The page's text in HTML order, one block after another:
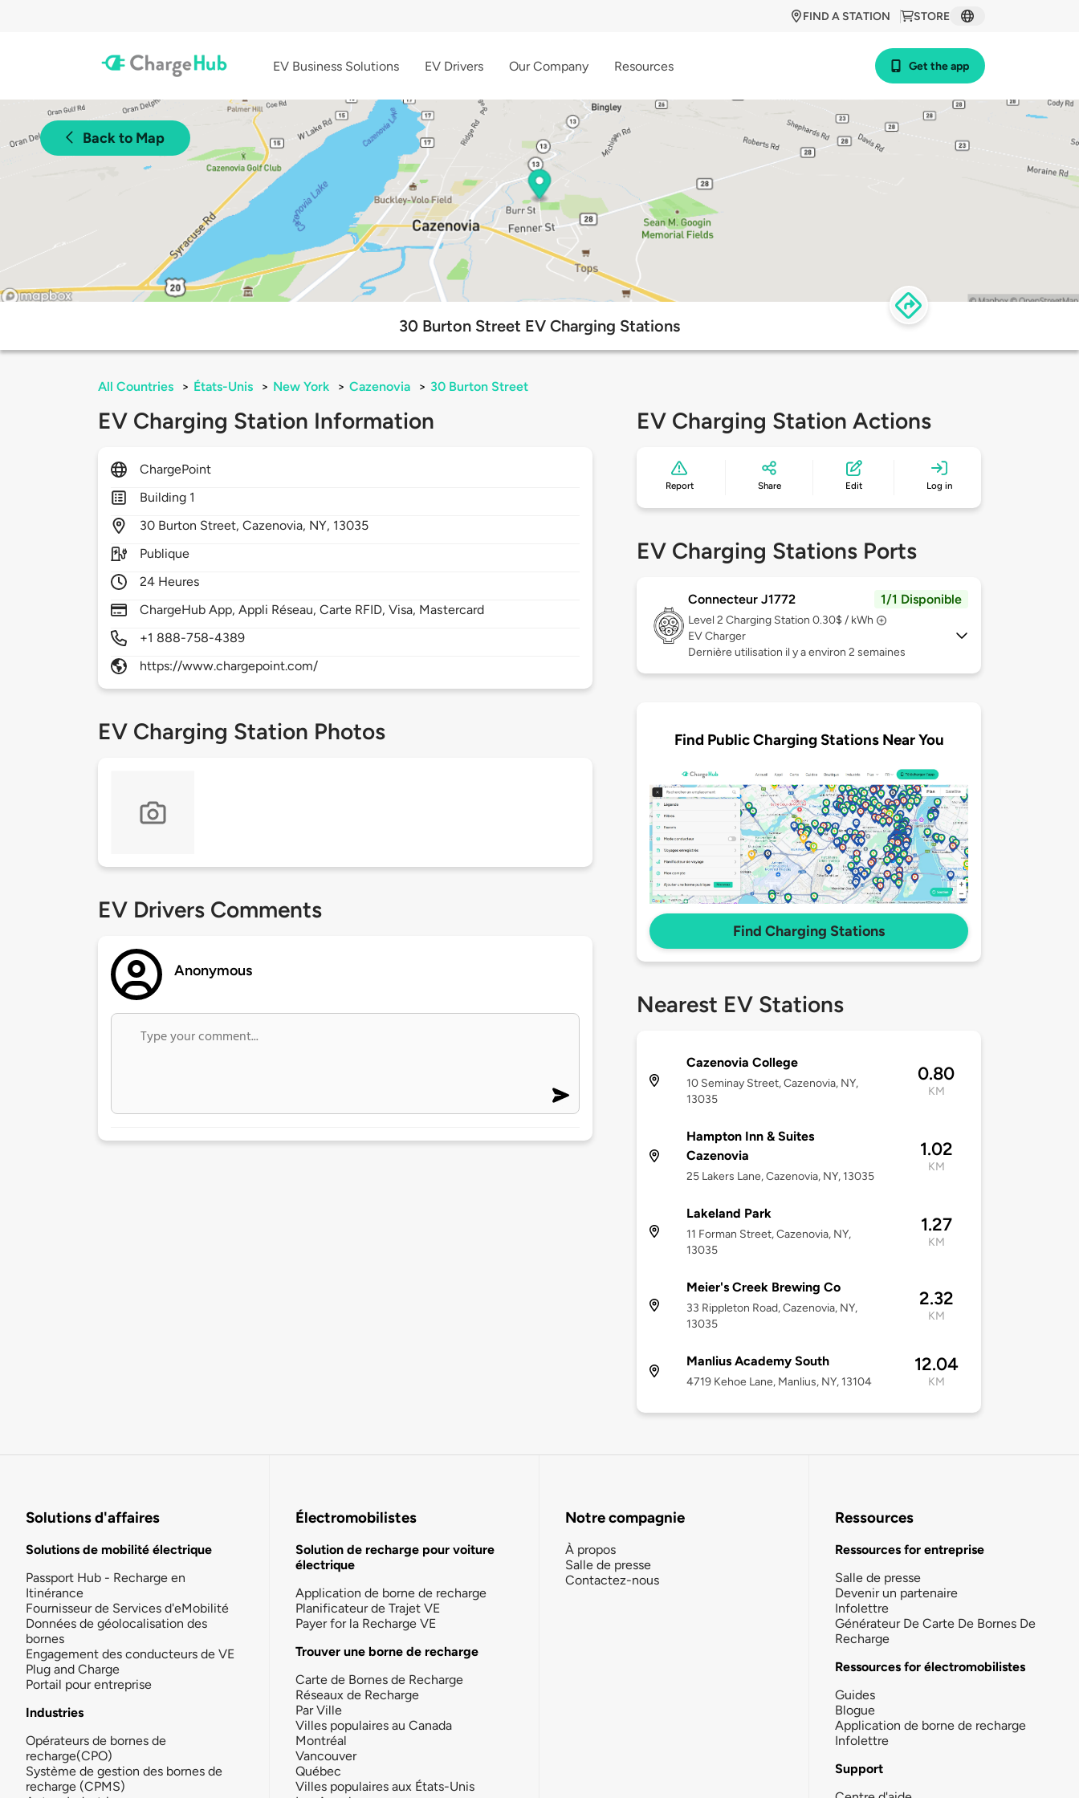
STORE
FIND A STATION
EV Business Solutions EV Drivers Our Company Resources Get the app
Back to Map
30 Burton Street EV Charging Stations
All Countries > États-Unis > New York > Cazenovia > 30 Burton Street
EV Charging Station Information
ChargePoint
Building 1
30 Burton Street,Cazenovia, NY, 13035
Publique
24 Heures
ChargeHub App, Appli Réseau, Carte RFID, Visa, Mastercard
+1 888-758-4389
https://www.chargepoint.com/
EV Charging Station Photos
EV Drivers Comments
Anonymous
EV Charging Station Actions
Report Share Edit Log in
EV Charging Stations Ports
Connecteur J1772 1/1 Disponible
Level 2 Charging Station 0.30$ / kWh
EV Charger
Dernière utilisation il y a environ 2 semaines
Find Public Charging Stations Near You
Find Charging Stations
Nearest EV Stations
Cazenovia College
10 Seminay Street, Cazenovia, NY,
13035
0.80
KM
Hampton Inn & Suites
Cazenovia
25 Lakers Lane, Cazenovia, NY, 13035
1.02
KM
Lakeland Park
11 Forman Street, Cazenovia, NY,
13035
1.27
KM
Meier's Creek Brewing Co
33 Rippleton Road, Cazenovia, NY,
13035
2.32
KM
Manlius Academy South
4719 Kehoe Lane, Manlius, NY, 13104
12.04
KM
Solutions d'affaires
Solutions de mobilité électrique
Passport Hub - Recharge en
Itinérance
Fournisseur de Services d'eMobilité
Données de géolocalisation des
bornes
Engagement des conducteurs de VE
Plug and Charge
Portail pour entreprise
Industries
Opérateurs de bornes de
recharge(CPO)
Système de gestion des bornes de
recharge (CPMS)
Électromobilistes
Solution de recharge pour voiture
électrique
Application de borne de recharge
Planificateur de Trajet VE
Payer for la Recharge VE
Trouver une borne de recharge
Carte de Bornes de Recharge
Réseaux de Recharge
Par Ville
Villes populaires au Canada
Montréal
Vancouver
Québec
Villes populaires aux États-Unis
Notre compagnie
À propos
Salle de presse
Contactez-nous
Ressources
Ressources for entreprise
Salle de presse
Devenir un partenaire
Infolettre
Générateur De Carte De Bornes De
Recharge
Ressources for électromobilistes
Guides
Blogue
Application de borne de recharge
Infolettre
Support